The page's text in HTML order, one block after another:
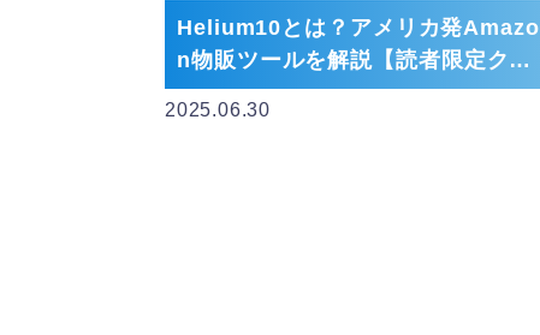
Helium10とは？アメリカ発Amazo
n物販ツールを解説【読者限定クー
ポンあり】
2025.06.30